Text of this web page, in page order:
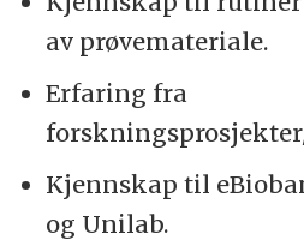
av prøvemateriale.
Erfaring fra
Kjennskap til
og Unilab.